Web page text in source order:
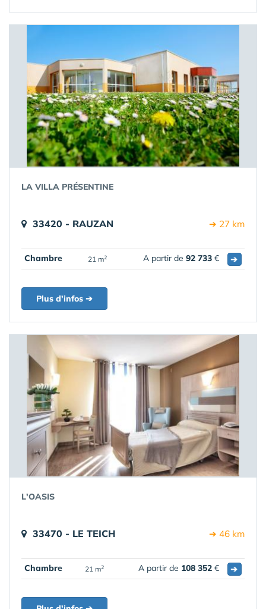
LA VILLA PRÉSENTINE
33420 - RAUZAN ➔ 27 km
Chambre 21 m2 A partir de 92 733 € ➔
Plus d'infos ➔
L'OASIS
33470 - LE TEICH ➔ 46 km
Chambre 21 m2 A partir de 108 352 € ➔